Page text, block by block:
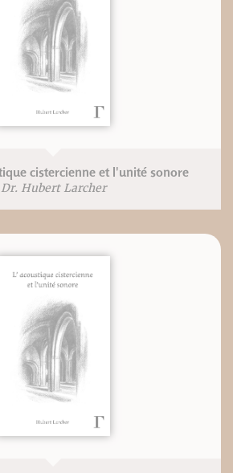
cistercienne et l'unité sonore
Dr. Hubert Larcher